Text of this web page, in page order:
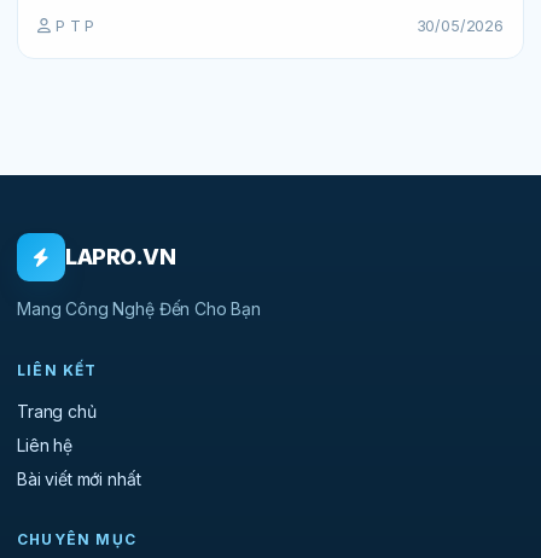
P T P 30/05/2026
LAPRO.VN
Mang Công Nghệ Đến Cho Bạn
LIÊN KẾT
Trang chủ
Liên hệ
Bài viết mới nhất
CHUYÊN MỤC